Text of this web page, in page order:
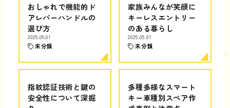
おしゃれで機能的ド
アレバーハンドルの
選び方
2025.05.01
未分類
家族みんなが笑顔に
キーレスエントリー
のある暮らし
2025.05.01
未分類
指紋認証技術と鍵の
安全性について深掘
多種多様なスマート
キー車種別スペア作